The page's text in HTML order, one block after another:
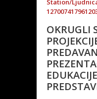
OKRUGLI